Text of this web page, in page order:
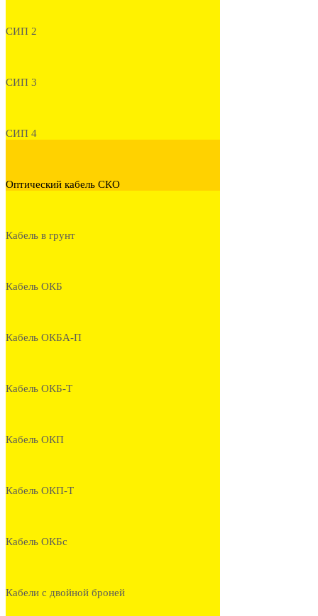
СИП 2
СИП 3
СИП 4
Оптический кабель СКО
Кабель в грунт
Кабель ОКБ
Кабель ОКБА-П
Кабель ОКБ-Т
Кабель ОКП
Кабель ОКП-Т
Кабель ОКБс
Кабели с двойной броней